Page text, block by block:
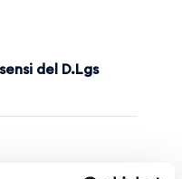
del D.Lgs